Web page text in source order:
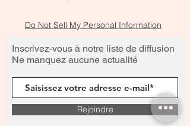
Do Not Sell My Personal Information
Inscrivez-vous à notre liste de diffusion
Ne manquez aucune actualité
Rejoindre